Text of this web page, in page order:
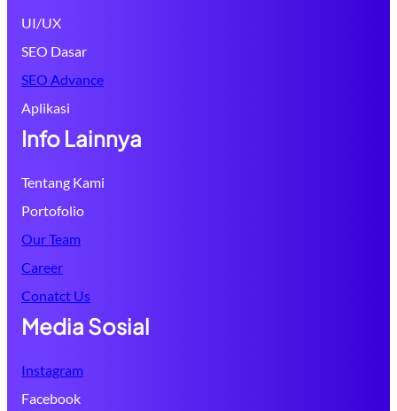
UI/UX
SEO Dasar
SEO Advance
Aplikasi
Info Lainnya
Tentang Kami
Portofolio
Our Team
Career
Conatct Us
Media Sosial
Instagram
Facebook